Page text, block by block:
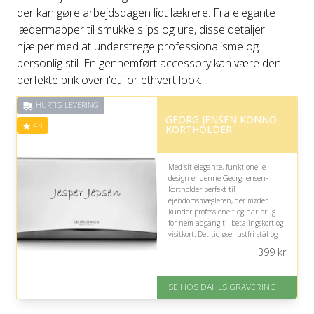
der kan gøre arbejdsdagen lidt lækrere. Fra elegante
lædermapper til smukke slips og ure, disse detaljer
hjælper med at understrege professionalisme og
personlig stil. En gennemført accessory kan være den
perfekte prik over i'et for ethvert look.
HURTIG LEVERING
4.8 GEORG JENSEN KONNO
KORTHOLDER
Med sit elegante, funktionelle
design er denne Georg Jensen-
kortholder perfekt til
ejendomsmægleren, der møder
kunder professionelt og har brug
for nem adgang til betalingskort og
visitkort. Det tidløse rustfri stål og
tilfører et eksklusivt, personligt
På lager
Levering: 2-3 dage
399kr
SE HOS DAHLS GRAVERING